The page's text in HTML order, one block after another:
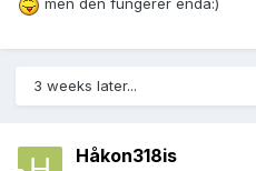
men den fungerer enda:)
3 weeks later...
Håkon318is